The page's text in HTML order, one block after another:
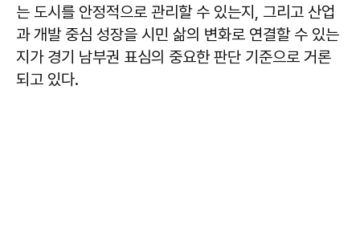
는 도시를 안정적으로 관리할 수 있는지, 그리고 산업
과 개발 중심 성장을 시민 삶의 변화로 연결할 수 있는
지가 경기 남부권 표심의 중요한 판단 기준으로 거론
되고 있다.